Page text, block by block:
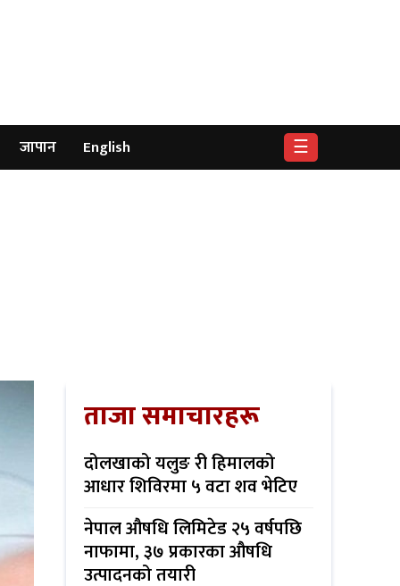
जापान English ☰
ताजा समाचारहरू
दोलखाको यलुङ री हिमालको
आधार शिविरमा ५ वटा शव भेटिए
नेपाल औषधि लिमिटेड २५ वर्षपछि
नाफामा, ३७ प्रकारका औषधि
उत्पादनको तयारी